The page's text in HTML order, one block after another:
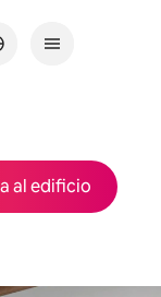
al edificio